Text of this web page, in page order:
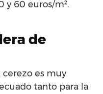
y 60 euros/m².
de
es muy
tanto para la